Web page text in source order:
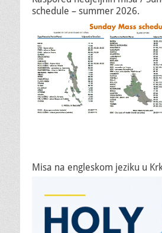
schedule – summer 2026.
Misa na engleskom jeziku u